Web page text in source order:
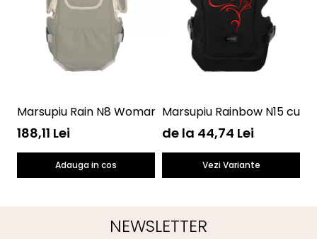
Marsupiu Rain N8 Womar Zaffiro AN-NN-08
188,11 Lei
Adauga in cos
Marsupiu Rainbow N15 cu
de la 44,74 Lei
Vezi Variante
NEWSLETTER